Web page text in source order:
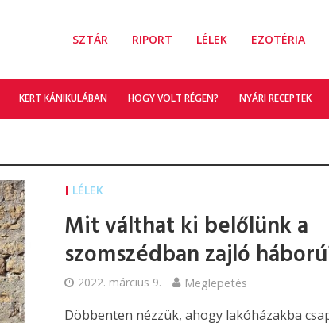
SZTÁR RIPORT LÉLEK EZOTÉRIA
KERT KÁNIKULÁBAN HOGY VOLT RÉGEN? NYÁRI RECEPTEK
LÉLEK
Mit válthat ki belőlünk a
szomszédban zajló
2022. március 9. Meglepetés
Döbbenten nézzük, ahogy lakóházakba